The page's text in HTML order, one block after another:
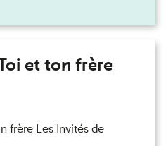
et ton frère
frère Les Invités de